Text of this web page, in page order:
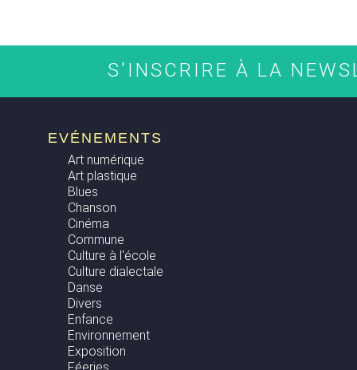
S'INSCRIRE À LA
EVÉNEMENTS
Art numérique
Art plastique
Blues
Chanson
Cinéma
Commune
Culture à l'école
Culture dialectale
Danse
Divers
Enfance
Environnement
Exposition